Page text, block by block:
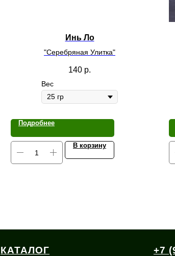
Инь Ло
"Серебряная Улитка"
140 р.
Вес
Подробнее
В корзину
КАТАЛОГ +7